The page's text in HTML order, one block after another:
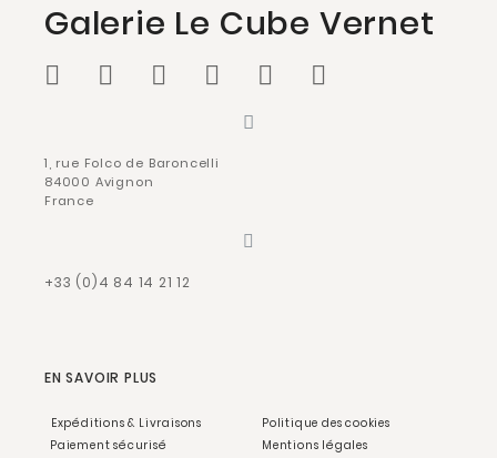
Galerie Le Cube Vernet
1, rue Folco de Baroncelli
84000 Avignon
France
+33 (0)4 84 14 21 12
EN SAVOIR PLUS
Expéditions & Livraisons
Paiement sécurisé
Politique des cookies
Mentions légales